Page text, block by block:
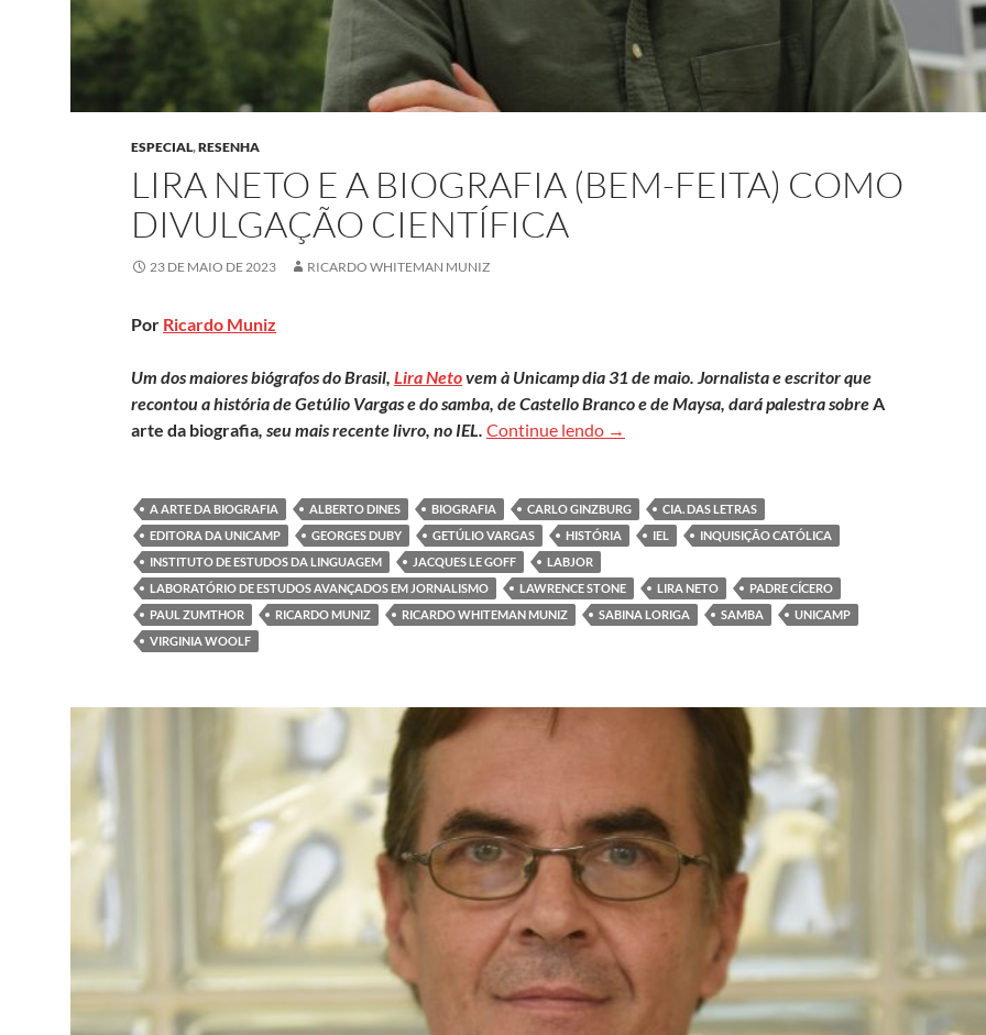
ESPECIAL,RESENHA
LIRA NETO E A BIOGRAFIA (BEM-FEITA) COMO
DIVULGAÇÃO CIENTÍFICA
23 DE MAIO DE 2023 RICARDO WHITEMAN MUNIZ
Por Ricardo Muniz
Um dos maiores biógrafos do Brasil, Lira Netovem à Unicamp dia 31 de maio. Jornalista e escritor que
recontou a história de Getúlio Vargas e do samba, de Castello Branco e de Maysa, dará palestra sobre A
arte da biografia , seu mais recente livro, no IEL. Continue lendo Lira Neto e a biografia (bem-feita) como
→
A ARTE DA BIOGRAFIA ALBERTO DINES BIOGRAFIA CARLO GINZBURG
CIA. DAS LETRAS
EDITORA DA UNICAMP
GEORGES DUBY GETÚLIO VARGAS HISTÓRIA IEL
INQUISIÇÃO CATÓLICA
INSTITUTO DE ESTUDOS DA LINGUAGEM
JACQUES LE GOFF
LABJOR
LABORATÓRIO DE ESTUDOS AVANÇADOS EM JORNALISMO
LAWRENCE STONE LIRA NETO
PADRE CÍCERO
PAUL ZUMTHOR
RICARDO MUNIZ RICARDO WHITEMAN MUNIZ SABINA LORIGA SAMBA
UNICAMP
VIRGINIA WOOLF